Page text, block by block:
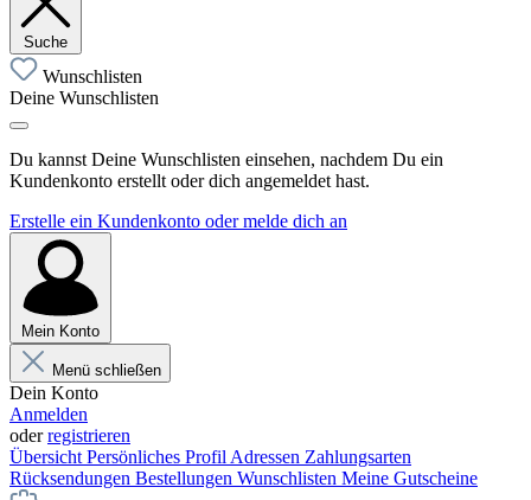
Suche
Wunschlisten
Deine Wunschlisten
Du kannst Deine Wunschlisten einsehen, nachdem Du ein
Kundenkonto erstellt oder dich angemeldet hast.
Erstelle ein Kundenkonto oder melde dich an
Mein Konto
Menü schließen
Dein Konto
Anmelden
oderregistrieren
Übersicht Persönliches Profil Adressen Zahlungsarten
Rücksendungen Bestellungen Wunschlisten Meine Gutscheine